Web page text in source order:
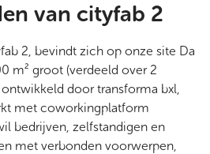
van cityfab 2
2, bevindt zich op onze site Da
m² groot (verdeeld over 2
door transforma bxl,
met coworkingplatform
bedrijven, zelfstandigen en
met verbonden voorwerpen,